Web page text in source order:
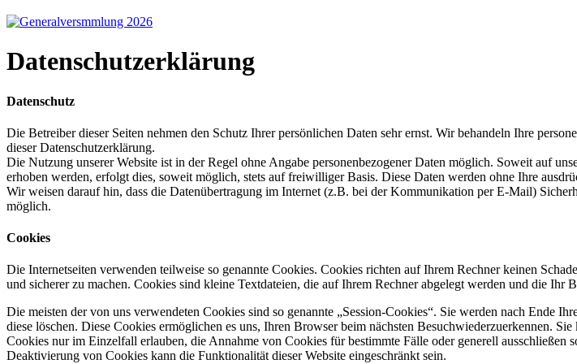
Datenschutzerklärung
Datenschutz
Die Betreiber dieser Seiten nehmen den Schutz Ihrer persönlichen Daten sehr ernst. Wir behandeln Ihre
dieser Datenschutzerklärung.
Die Nutzung unserer Website ist in der Regel ohne Angabe personenbezogener Daten möglich. Soweit auf
erhoben werden, erfolgt dies, soweit möglich, stets auf freiwilliger Basis. Diese Daten werden ohne Ihre
Wir weisen darauf hin, dass die Datenübertragung im Internet (z.B. bei der Kommunikation per E-Mail)
möglich.
Cookies
Die Internetseiten verwenden teilweise so genannte Cookies. Cookies richten auf Ihrem Rechner keinen
und sicherer zu machen. Cookies sind kleine Textdateien, die auf Ihrem Rechner abgelegt werden und die Ihr
Die meisten der von uns verwendeten Cookies sind so genannte „Session-Cookies“. Sie werden nach Ende
diese löschen. Diese Cookies ermöglichen es uns, Ihren Browser beim nächsten Besuchwiederzuerkennen.
Cookies nur im Einzelfall erlauben, die Annahme von Cookies für bestimmte Fälle oder generell
Deaktivierung von Cookies kann die Funktionalität dieser Website eingeschränkt sein.